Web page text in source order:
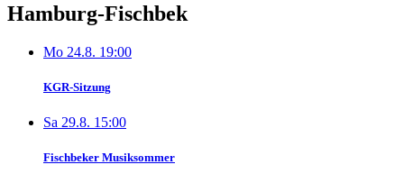
Hamburg-Fischbek
Mo 24.8. 19:00
KGR-Sitzung
Sa 29.8. 15:00
Fischbeker Musiksommer